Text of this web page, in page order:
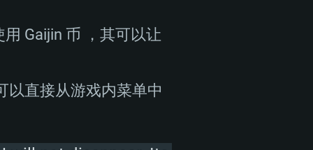
Gaijin 币 ，其可以让
以直接从游戏内菜单中